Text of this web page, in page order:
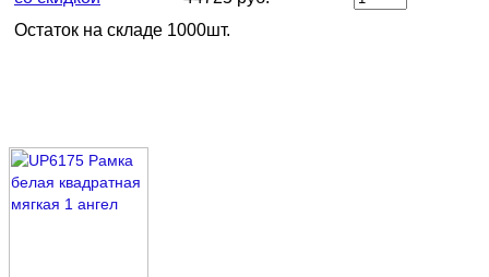
Остаток на складе 1000шт.